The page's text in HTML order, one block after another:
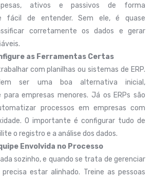
ativos e passivos de forma
fácil de entender. Sem ele, é quase
corretamente os dados e gerar
as Ferramentas Certas
com planilhas ou sistemas de ERP.
ser uma boa alternativa inicial,
para empresas menores. Já os ERPs são
processos em empresas com
O importante é configurar tudo de
o registro e a análise dos dados.
Envolvida no Processo
sozinho, e quando se trata de gerenciar
estar alinhado. Treine as pessoas